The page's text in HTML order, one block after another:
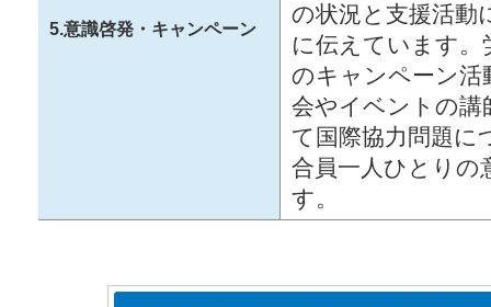
5.意識啓発・キャンペーン
の状況と支援活動
に伝えています。
のキャンペーン活
会やイベントの講
て国際協力問題に
合員一人ひとりの
す。